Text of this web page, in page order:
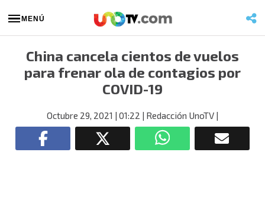
MENÚ
China cancela cientos de vuelos
para frenar ola de contagios por
COVID-19
Octubre 29, 2021 | 01:22 | Redacción UnoTV |